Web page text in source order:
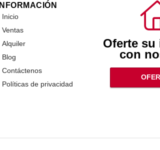
INFORMACIÓN
Inicio
Ventas
Alquiler
Blog
Contáctenos
Políticas de privacidad
Oferte su
con